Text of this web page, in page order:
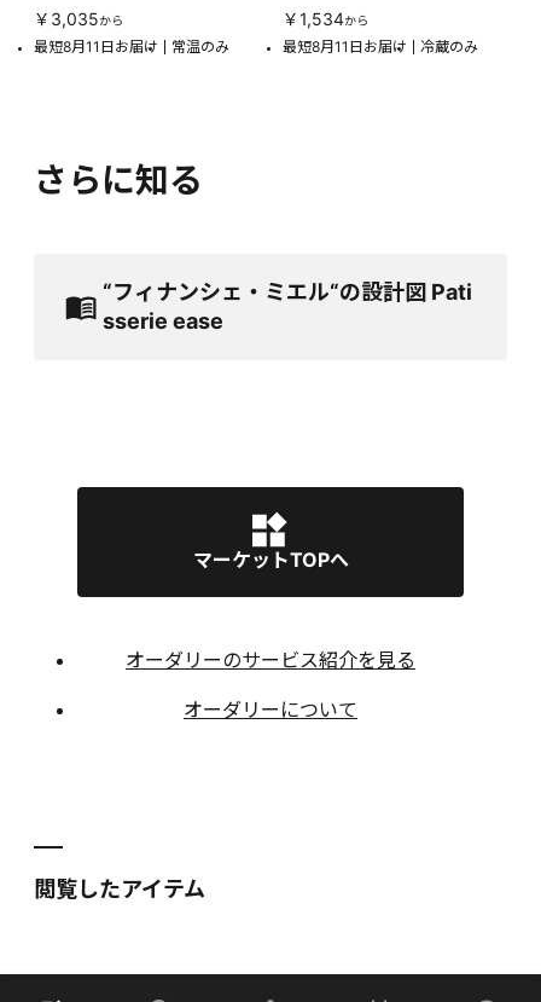
￥3,035から
最短8月11日お届け 常温のみ
￥1,534から
最短8月11日お届け 冷蔵のみ
さらに知る
“フィナンシェ・ミエル“の設計図 Pati
sserie ease
マーケットTOPへ
オーダリーのサービス紹介を見る
オーダリーについて
閲覧したアイテム